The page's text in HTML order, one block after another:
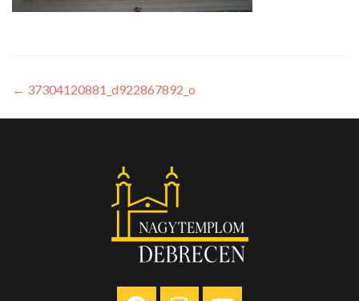
← 37304120881_d922867892_o